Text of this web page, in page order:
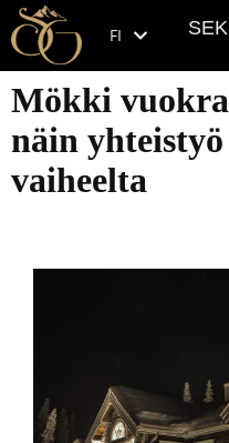
FI SEK
Mökki
näin yhteistyö
vaiheelta